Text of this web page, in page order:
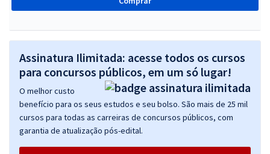
Assinatura Ilimitada: acesse todos os cursos
para concursos públicos, em um só lugar!
O melhor custo
benefício para os seus estudos e seu bolso. São mais de 25 mil
cursos para todas as carreiras de concursos públicos, com
garantia de atualização pós-edital.